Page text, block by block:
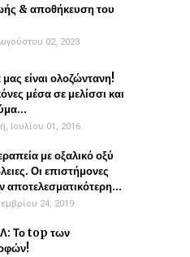
& αποθήκευση του
02, 2023
είναι ολοζώντανη!
μέσα σε μελίσσι και
Ιουλίου 01, 2016
με οξαλικό οξύ
Οι επιστήμονες
αποτελεσματικότερη...
24, 2019
Το top των